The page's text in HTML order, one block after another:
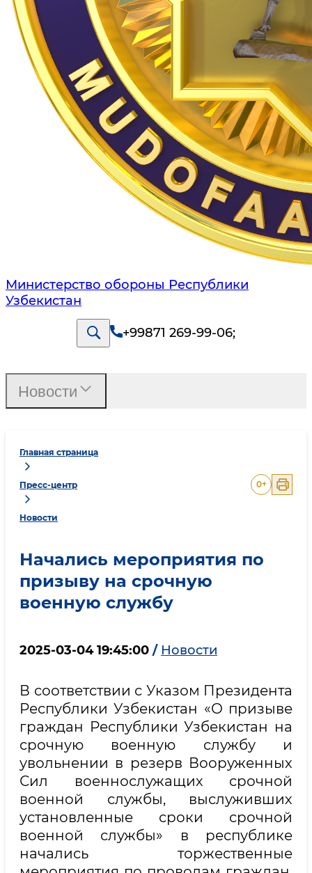
Министерство обороны Республики
Узбекистан
+99871 269-99-06;
Главная страница
Пресс-центр
Новости
0+
Начались мероприятия по
призыву на срочную
военную службу
2025-03-04 19:45:00 / Новости
В соответствии с Указом Президента
Республики Узбекистан «О призыве
граждан Республики Узбекистан на
срочную военную службу и
увольнении в резерв Вооруженных
Сил военнослужащих срочной
военной службы, выслуживших
установленные сроки срочной
военной службы» в республике
начались торжественные
Новости